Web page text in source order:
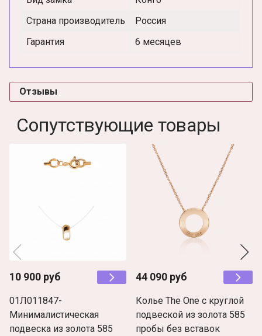
Страна производитель
Россия
Гарантия
6 месяцев
Отзывы
Сопутствующие товары
10 900 руб
01Л011847-
Минималистическая
подвеска из золота 585
44 090 руб
Колье The One с круглой
подвеской из золота 585
пробы без вставок